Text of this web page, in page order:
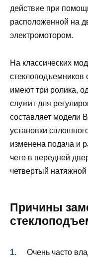
действие при
расположенной на
электромотором.
На классических
стеклоподъемников
имеют три ролика,
служит для
составляет модели
установки
изменена подача и
чего в передней
четвертый натяжной
Причины
Очень часто